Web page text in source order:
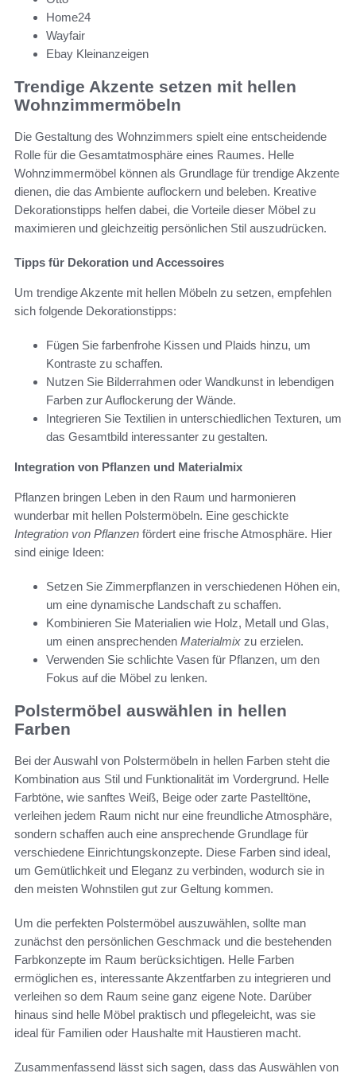
Home24
Wayfair
Ebay Kleinanzeigen
Trendige Akzente setzen mit hellen
Wohnzimmermöbeln
Die Gestaltung des Wohnzimmers spielt eine entscheidende
Rolle für die Gesamtatmosphäre eines Raumes. Helle
Wohnzimmermöbel können als Grundlage für trendige Akzente
dienen, die das Ambiente auflockern und beleben. Kreative
Dekorationstipps helfen dabei, die Vorteile dieser Möbel zu
maximieren und gleichzeitig persönlichen Stil auszudrücken.
Tipps für Dekoration und Accessoires
Um trendige Akzente mit hellen Möbeln zu setzen, empfehlen
sich folgende Dekorationstipps:
Fügen Sie farbenfrohe Kissen und Plaids hinzu, um
Kontraste zu schaffen.
Nutzen Sie Bilderrahmen oder Wandkunst in lebendigen
Farben zur Auflockerung der Wände.
Integrieren Sie Textilien in unterschiedlichen Texturen, um
das Gesamtbild interessanter zu gestalten.
Integration von Pflanzen und Materialmix
Pflanzen bringen Leben in den Raum und harmonieren
wunderbar mit hellen Polstermöbeln. Eine geschickte
Integration von Pflanzen fördert eine frische Atmosphäre. Hier
sind einige Ideen:
Setzen Sie Zimmerpflanzen in verschiedenen Höhen ein,
um eine dynamische Landschaft zu schaffen.
Kombinieren Sie Materialien wie Holz, Metall und Glas,
um einen ansprechenden Materialmix zu erzielen.
Verwenden Sie schlichte Vasen für Pflanzen, um den
Fokus auf die Möbel zu lenken.
Polstermöbel auswählen in hellen
Farben
Bei der Auswahl von Polstermöbeln in hellen Farben steht die
Kombination aus Stil und Funktionalität im Vordergrund. Helle
Farbtöne, wie sanftes Weiß, Beige oder zarte Pastelltöne,
verleihen jedem Raum nicht nur eine freundliche Atmosphäre,
sondern schaffen auch eine ansprechende Grundlage für
verschiedene Einrichtungskonzepte. Diese Farben sind ideal,
um Gemütlichkeit und Eleganz zu verbinden, wodurch sie in
den meisten Wohnstilen gut zur Geltung kommen.
Um die perfekten Polstermöbel auszuwählen, sollte man
zunächst den persönlichen Geschmack und die bestehenden
Farbkonzepte im Raum berücksichtigen. Helle Farben
ermöglichen es, interessante Akzentfarben zu integrieren und
verleihen so dem Raum seine ganz eigene Note. Darüber
hinaus sind helle Möbel praktisch und pflegeleicht, was sie
ideal für Familien oder Haushalte mit Haustieren macht.
Zusammenfassend lässt sich sagen, dass das Auswählen von